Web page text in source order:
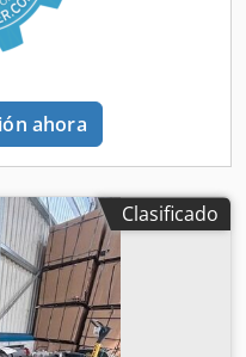
ahora
Clasificado